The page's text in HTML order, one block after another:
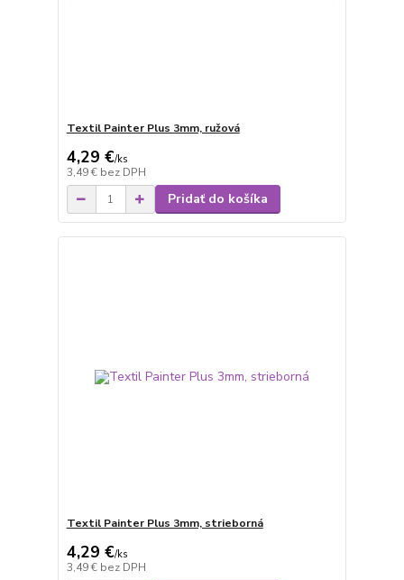
Textil Painter Plus 3mm, ružová
4,29 €/ks
3,49 € bez DPH
Pridať do košíka
Textil Painter Plus 3mm, strieborná
4,29 €/ks
3,49 € bez DPH